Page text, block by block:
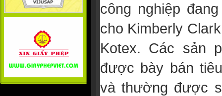
công nghiệp
cho Kimberly
Kotex. Các sản
được bày bán
và thường được